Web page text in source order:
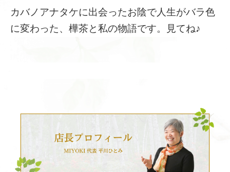
カバノアナタケに出会ったお陰で人生がバラ色
に変わった、樺茶と私の物語です。見てね♪